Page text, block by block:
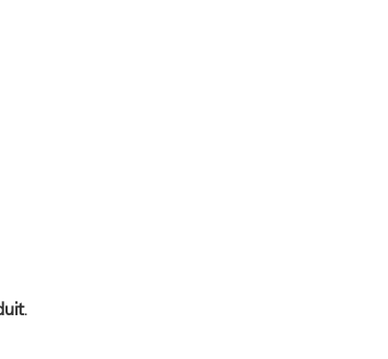
.